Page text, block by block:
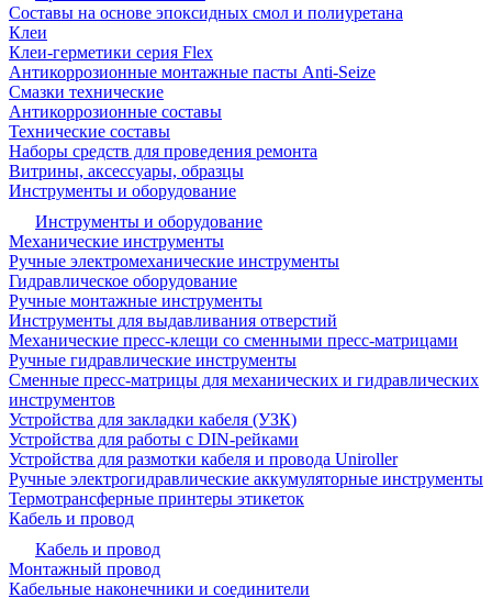
Составы на основе эпоксидных смол и полиуретана
Клеи
Клеи-герметики серия Flex
Антикоррозионные монтажные пасты Anti-Seize
Смазки технические
Антикоррозионные составы
Технические составы
Наборы средств для проведения ремонта
Витрины, аксессуары, образцы
Инструменты и оборудование
Инструменты и оборудование
Механические инструменты
Ручные электромеханические инструменты
Гидравлическое оборудование
Ручные монтажные инструменты
Инструменты для выдавливания отверстий
Механические пресс-клещи со сменными пресс-матрицами
Ручные гидравлические инструменты
Сменные пресс-матрицы для механических и гидравлических
инструментов
Устройства для закладки кабеля (УЗК)
Устройства для работы с DIN-рейками
Устройства для размотки кабеля и провода Uniroller
Ручные электрогидравлические аккумуляторные инструменты
Термотрансферные принтеры этикеток
Кабель и провод
Кабель и провод
Монтажный провод
Кабельные наконечники и соединители